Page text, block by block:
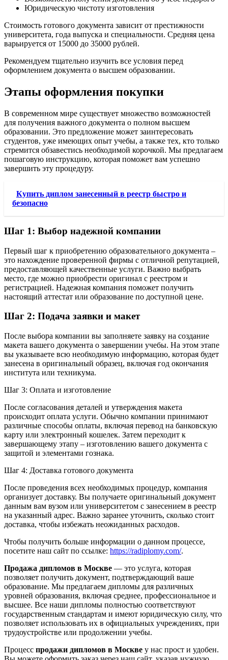
Юридическую чистоту изготовления
Стоимость готового документа зависит от престижности
университета, года выпуска и специальности. Средняя цена
варьируется от 15000 до 35000 рублей.
Рекомендуем тщательно изучить все условия перед
оформлением документа о высшем образовании.
Этапы оформления покупки
В современном мире существует множество возможностей
для получения важного документа о полном высшем
образовании. Это предложение может заинтересовать
студентов, уже имеющих опыт учебы, а также тех, кто только
стремится обзавестись необходимой корочкой. Мы предлагаем
пошаговую инструкцию, которая поможет вам успешно
завершить эту процедуру.
Купить диплом занесенный в реестр быстро и
безопасно
Шаг 1: Выбор надежной компании
Первый шаг к приобретению образовательного документа –
это нахождение проверенной фирмы с отличной репутацией,
предоставляющей качественные услуги. Важно выбрать
место, где можно приобрести оригинал с реестром и
регистрацией. Надежная компания поможет получить
настоящий аттестат или образование по доступной цене.
Шаг 2: Подача заявки и макет
После выбора компании вы заполняете заявку на создание
макета вашего документа о завершении учебы. На этом этапе
вы указываете всю необходимую информацию, которая будет
занесена в оригинальный образец, включая год окончания
института или техникума.
Шаг 3: Оплата и изготовление
После согласования деталей и утверждения макета
происходит оплата услуги. Обычно компании принимают
различные способы оплаты, включая перевод на банковскую
карту или электронный кошелек. Затем переходит к
завершающему этапу – изготовлению вашего документа с
защитой и элементами гознака.
Шаг 4: Доставка готового документа
После проведения всех необходимых процедур, компания
организует доставку. Вы получаете оригинальный документ
данным вам вузом или университетом с занесением в реестр
на указанный адрес. Важно заранее уточнить, сколько стоит
доставка, чтобы избежать неожиданных расходов.
Чтобы получить больше информации о данном процессе,
посетите наш сайт по ссылке: https://radiplomy.com/.
Продажа дипломов в Москве — это услуга, которая
позволяет получить документ, подтверждающий ваше
образование. Мы предлагаем дипломы для различных
уровней образования, включая среднее, профессиональное и
высшее. Все наши дипломы полностью соответствуют
государственным стандартам и имеют юридическую силу, что
позволяет использовать их в официальных учреждениях, при
трудоустройстве или продолжении учебы.
Процесс продажи дипломов в Москве у нас прост и удобен.